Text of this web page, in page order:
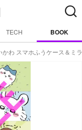
TECH BOOK
かわ スマホふうケース＆ミ